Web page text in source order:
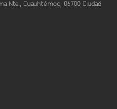
Nte., Cuauhtémoc, 06700 Ciudad